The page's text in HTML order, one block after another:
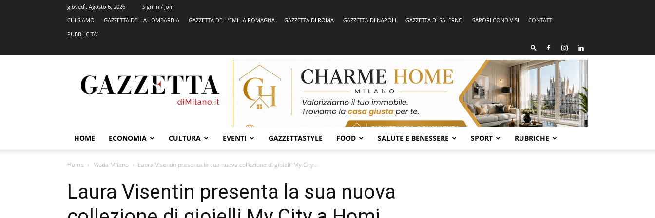
giovedì, Agosto 6, 2026
Sign in / Join
CHI SIAMO
GAZZETTA DELLA LOMBARDIA GAZZETTA DELL’EMILIA ROMAGNA GAZZETTA DI ROMA GAZZETTA DI NAPOLI GAZZETTA DI SALERNO SAPORI CONDIVISI
CONTATTI
PUBBLICITA’
HOME ECONOMIA CULTURA EVENTI GAZZETTASTYLE FOOD SALUTE E BENESSERE SPORT RUBRICHE
Home Moda Milano Laura Visentin presenta la sua nuova collezione di gioielli My City...
Laura Visentin presenta la sua nuova